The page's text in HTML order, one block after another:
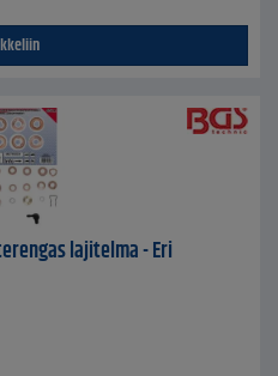
lajitelma - Eri